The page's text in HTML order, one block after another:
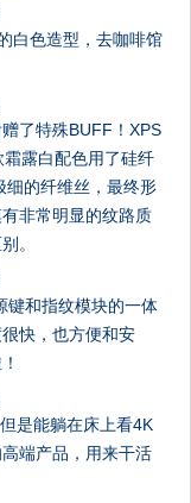
白色造型，去咖啡馆
了特殊BUFF！XPS
露白配色用了硅纤
细的纤维丝，最终形
非常明显的纹路质
。
键和指纹模块的一体
快，也方便和安
是能躺在床上看4K
端产品，用来干活